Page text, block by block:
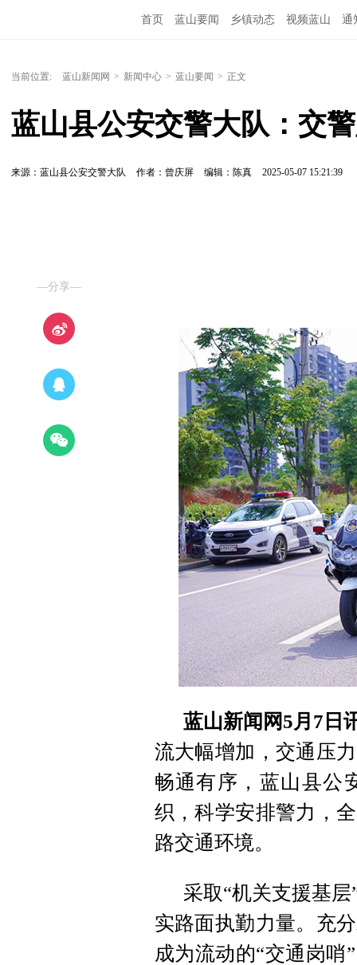
首页 蓝山要闻 乡镇动态 视频蓝山 通
当前位置: 蓝山新闻网 > 新闻中心 > 蓝山要闻 > 正文
蓝山县公安交警大队：交
来源：蓝山县公安交警大队 作者：曾庆屏 编辑：陈真 2025-05-07 15:21:39
—分享—
蓝山新闻网5月7日
流大幅增加，交通压
畅通有序，蓝山县公
织，科学安排警力，
路交通环境。
采取“机关支援基
实路面执勤力量。充
成为流动的“交通岗哨